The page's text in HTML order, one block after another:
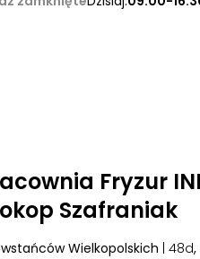
Fryzur
Szafraniak
Wielkopolskich | 48d